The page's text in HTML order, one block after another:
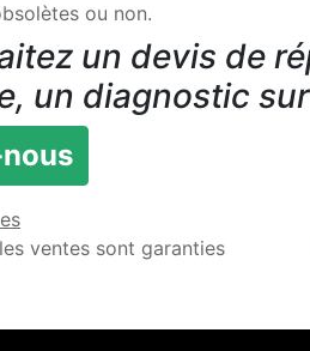
ou non.
un devis de
un diagnostic
ventes sont garanties